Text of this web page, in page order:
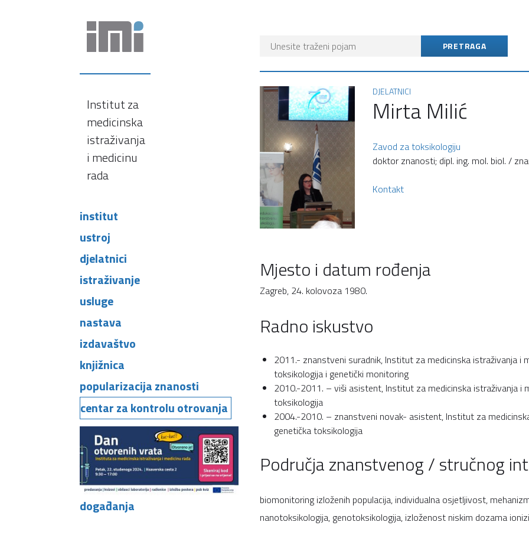
Institut za
medicinska
istraživanja
i medicinu
rada
institut
ustroj
djelatnici
istraživanje
usluge
nastava
izdavaštvo
knjižnica
popularizacija znanosti
centar za kontrolu otrovanja
događanja
DJELATNICI
Mirta Milić
Zavod za toksikologiju
doktor znanosti; dipl. ing. mol. biol. /
Kontakt
Mjesto i datum rođenja
Zagreb, 24. kolovoza 1980.
Radno iskustvo
2011.- znanstveni suradnik, Institut za medicinska istraživanja i
toksikologija i genetički monitoring
2010.-2011. – viši asistent, Institut za medicinska istraživanja i
toksikologija
2004.-2010. – znanstveni novak- asistent, Institut za
genetička toksikologija
Područja znanstvenog / stručnog
biomonitoring izloženih populacija, individualna osjetljivost,
nanotoksikologija, genotoksikologija, izloženost niskim dozama